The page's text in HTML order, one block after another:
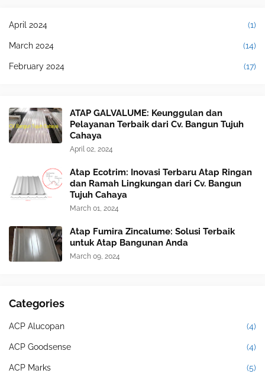
April 2024 (1)
March 2024 (14)
February 2024 (17)
ATAP GALVALUME: Keunggulan dan
Pelayanan Terbaik dari Cv. Bangun Tujuh
Cahaya
April 02, 2024
Atap Ecotrim: Inovasi Terbaru Atap Ringan
dan Ramah Lingkungan dari Cv. Bangun
Tujuh Cahaya
March 01, 2024
Atap Fumira Zincalume: Solusi Terbaik
untuk Atap Bangunan Anda
March 09, 2024
Categories
ACP Alucopan (4)
ACP Goodsense (4)
ACP Marks (5)